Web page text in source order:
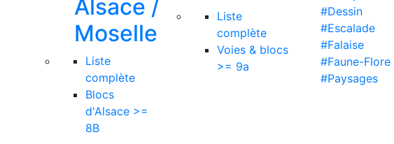
Alsace /
Moselle
Liste
complète
Blocs
d'Alsace >=
8B
Liste
complète
Voies & blocs
>= 9a
#Dessin
#Escalade
#Falaise
#Faune-Flore
#Paysages